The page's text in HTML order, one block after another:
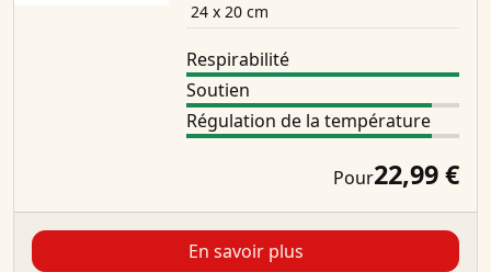
24 x 20 cm
Respirabilité
Soutien
Régulation de la température
Pour22,99 €
En savoir plus